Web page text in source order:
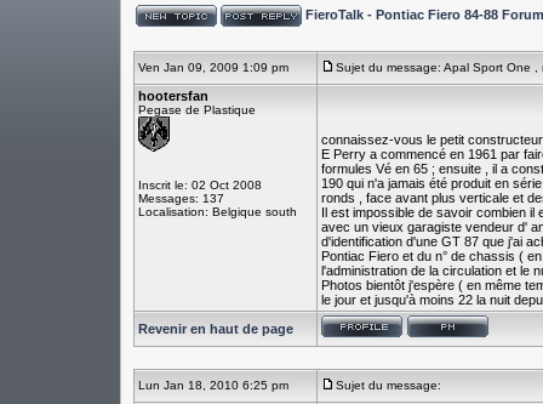
FieroTalk - Pontiac Fiero 84-88
Ven Jan 09, 2009 1:09 pm Sujet du message: Apal Sport One ,
hootersfan
Pegase de Plastique
Inscrit le: 02 Oct 2008
Messages: 137
Localisation: Belgique south
connaissez-vous le petit
E Perry a commencé en 1961 par
formules Vé en 65 ; ensuite , il a
190 qui n'a jamais été produit en
ronds , face avant plus verticale et
Il est impossible de savoir combien il
avec un vieux garagiste vendeur d'
d'identification d'une GT 87 que j'ai
Pontiac Fiero et du n° de chassis (
l'administration de la circulation et le
Photos bientôt j'espère ( en même
le jour et jusqu'à moins 22 la nuit
Revenir en haut de page
Lun Jan 18, 2010 6:25 pm Sujet du message: